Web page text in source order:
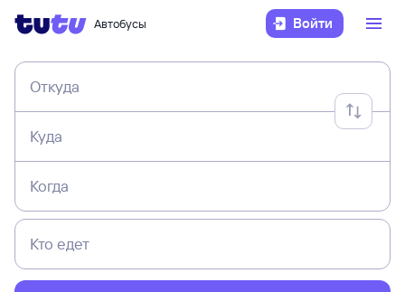
Автобусы Войти
Откуда
Куда
Когда
Кто едет